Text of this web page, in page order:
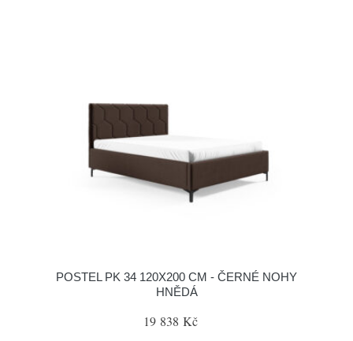
POSTEL PK 34 120X200 CM - ČERNÉ NOHY
HNĚDÁ
19 838 Kč